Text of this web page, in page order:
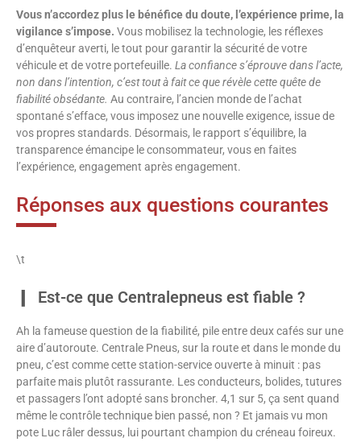
Vous n’accordez plus le bénéfice du doute, l’expérience prime, la
vigilance s’impose. Vous mobilisez la technologie, les réflexes
d’enquêteur averti, le tout pour garantir la sécurité de votre
véhicule et de votre portefeuille. La confiance s’éprouve dans l’acte,
non dans l’intention, c’est tout à fait ce que révèle cette quête de
fiabilité obsédante. Au contraire, l’ancien monde de l’achat
spontané s’efface, vous imposez une nouvelle exigence, issue de
vos propres standards. Désormais, le rapport s’équilibre, la
transparence émancipe le consommateur, vous en faites
l’expérience, engagement après engagement.
Réponses aux questions courantes
\t
Est-ce que Centralepneus est fiable ?
Ah la fameuse question de la fiabilité, pile entre deux cafés sur une
aire d’autoroute. Centrale Pneus, sur la route et dans le monde du
pneu, c’est comme cette station-service ouverte à minuit : pas
parfaite mais plutôt rassurante. Les conducteurs, bolides, tutures
et passagers l’ont adopté sans broncher. 4,1 sur 5, ça sent quand
même le contrôle technique bien passé, non ? Et jamais vu mon
pote Luc râler dessus, lui pourtant champion du créneau foireux.